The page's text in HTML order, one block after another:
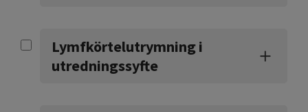
Lymfkörtelutrymning i
utredningssyfte